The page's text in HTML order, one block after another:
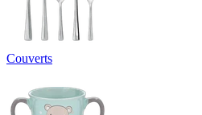
Couverts